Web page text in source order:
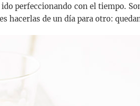
ido perfeccionando con el tiempo.
hacerlas de un día para otro: